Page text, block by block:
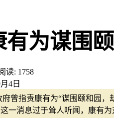
有为谋围
读: 1758
4日
曾指责康有为“谋围颐和园
一消息过于耸人听闻，康有